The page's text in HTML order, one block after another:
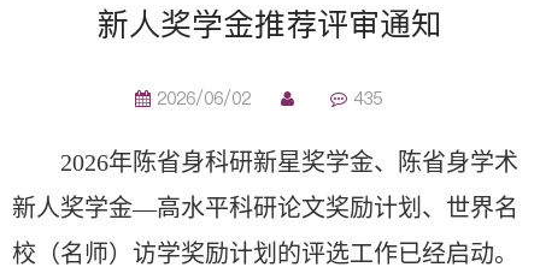
新人奖学金推荐评审通知
2026/06/02 435
2026年陈省身科研新星奖学金、陈省身学术
新人奖学金—高水平科研论文奖励计划、世界名
校（名师）访学奖励计划的评选工作已经启动。